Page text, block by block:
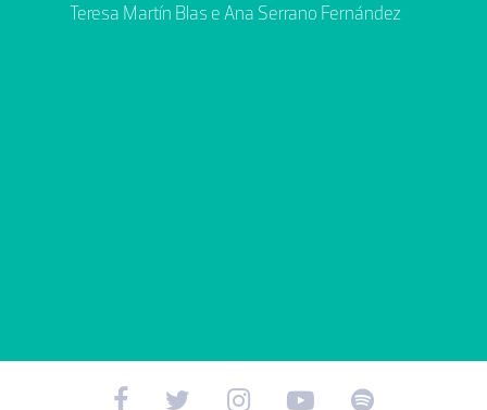
Teresa Martín Blas e Ana Serrano Fernández